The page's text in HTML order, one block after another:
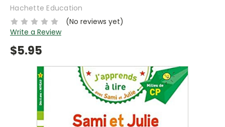
Hachette Education
(No reviews yet)
Write a Review
$5.95